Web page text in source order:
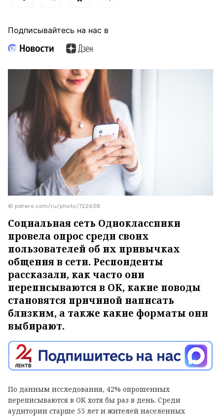
Подписывайтесь на нас в
© pxhere.com/ru/photo/722638
Социальная сеть Одноклассники
провела опрос среди своих
пользователей об их привычках
общения в сети. Респонденты
рассказали, как часто они
переписываются в ОК, какие поводы
становятся причиной написать
близким, а также какие форматы они
выбирают.
По данным исследования, 42% опрошенных
переписываются в ОК хотя бы раз в день. Среди
аудитории старше 55 лет и жителей населенных